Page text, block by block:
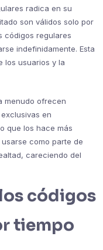
radica en su
son válidos solo por
códigos regulares
indefinidamente. Esta
los usuarios y la
menudo ofrecen
en
que los hace más
como parte de
careciendo del
códigos
tiempo